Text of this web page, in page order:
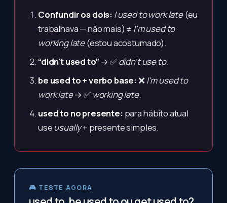
Confundir os dois: I used to work late(eu
trabalhava — não mais) ≠ I'm used to
working late(estou acostumado).
“didn't used to” → ✅didn't use to.
be used to + verbo base:❌I'm used to
work late→ ✅ working late.
used to no presente: para hábito atual
useusually+ presente simples.
🎮 TESTE AGORA